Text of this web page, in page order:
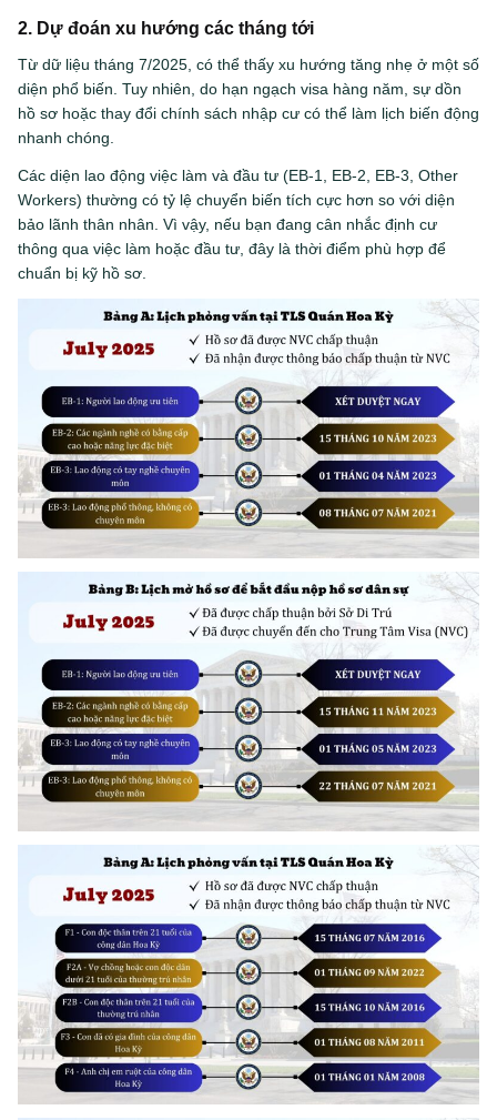
2. Dự đoán xu hướng các tháng tới
Từ dữ liệu tháng 7/2025, có thể thấy xu hướng tăng nhẹ ở một số
diện phổ biến. Tuy nhiên, do hạn ngạch visa hàng năm, sự dồn
hồ sơ hoặc thay đổi chính sách nhập cư có thể làm lịch biến động
nhanh chóng.
Các diện lao động việc làm và đầu tư (EB-1, EB-2, EB-3, Other
Workers) thường có tỷ lệ chuyển biến tích cực hơn so với diện
bảo lãnh thân nhân. Vì vậy, nếu bạn đang cân nhắc định cư
thông qua việc làm hoặc đầu tư, đây là thời điểm phù hợp để
chuẩn bị kỹ hồ sơ.